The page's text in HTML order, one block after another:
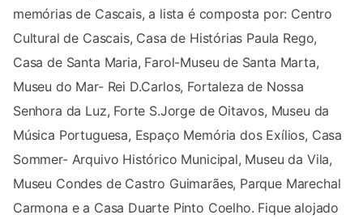
memórias de Cascais, a lista é composta por: Centro
Cultural de Cascais, Casa de Histórias Paula Rego,
Casa de Santa Maria, Farol-Museu de Santa Marta,
Museu do Mar- Rei D.Carlos, Fortaleza de Nossa
Senhora da Luz, Forte S.Jorge de Oitavos, Museu da
Música Portuguesa, Espaço Memória dos Exílios, Casa
Sommer- Arquivo Histórico Municipal, Museu da Vila,
Museu Condes de Castro Guimarães, Parque Marechal
Carmona e a Casa Duarte Pinto Coelho. Fique alojado